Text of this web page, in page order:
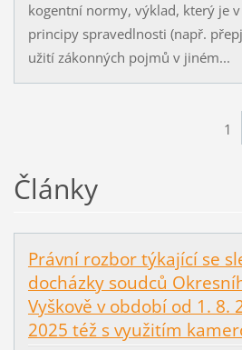
kogentní normy, výklad, který je
principy spravedlnosti (např.
užití zákonných pojmů v jiném...
1
Články
Právní rozbor týkající se
docházky soudců
Vyškově v období od 1. 8.
2025 též s využitím